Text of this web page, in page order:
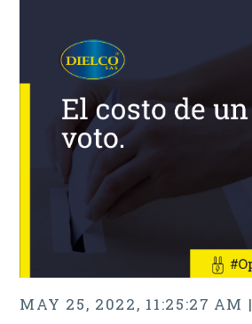
MAY 25, 2022, 11:25:27 AM |